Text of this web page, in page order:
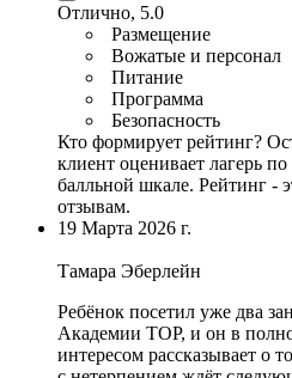
Отлично, 5.0
Размещение
Вожатые и персонал
Питание
Программа
Безопасность
Кто формирует рейтинг?
клиент оценивает лагерь
балльной шкале. Рейтинг -
отзывам.
19 Марта 2026 г.
Тамара Эберлейн
Ребёнок посетил уже два
Академии TOP, и он в
интересом рассказывает о